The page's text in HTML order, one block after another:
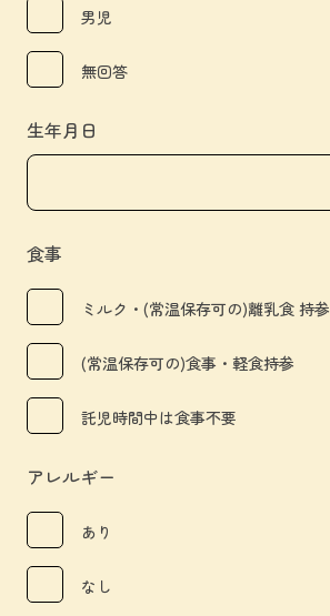
男児
無回答
生年月日
食事
ミルク・(常温保存可の)離乳食 持参
(常温保存可の)食事・軽食持参
託児時間中は食事不要
アレルギー
あり
なし